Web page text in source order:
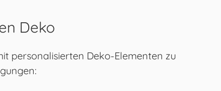
Deko
personalisierten Deko-Elementen zu